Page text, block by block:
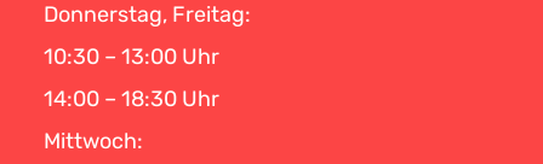
Donnerstag, Freitag:
10:30 – 13:00 Uhr
14:00 – 18:30 Uhr
Mittwoch: